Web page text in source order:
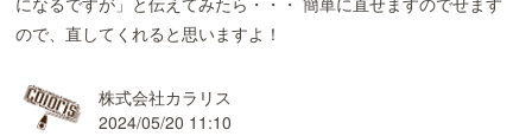
になるですが」と伝えてみたら・・・ 簡単に直せますのでせます
ので、直してくれると思いますよ！
株式会社カラリス
2024/05/20 11:10